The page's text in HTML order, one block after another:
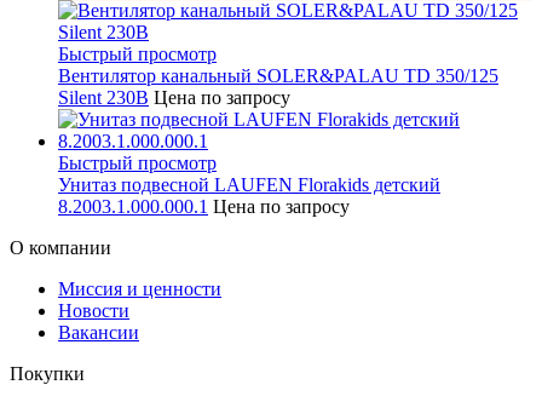
Быстрый просмотр
Вентилятор канальный SOLER&PALAU TD 350/125
Silent 230В Цена по запросу
Быстрый просмотр
Унитаз подвесной LAUFEN Florakids детский
8.2003.1.000.000.1 Цена по запросу
О компании
Миссия и ценности
Новости
Вакансии
Покупки